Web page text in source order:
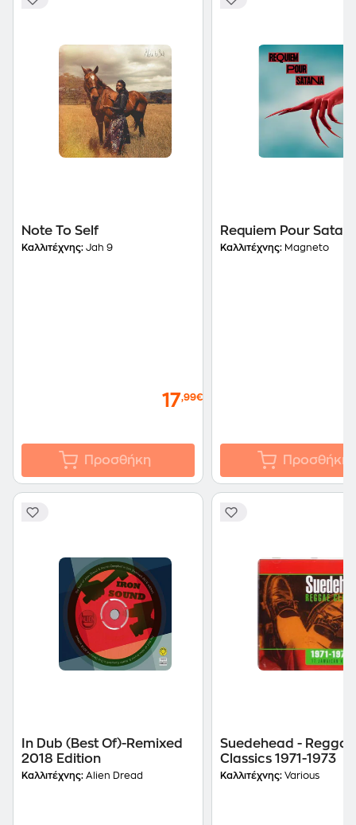
Note To Self
Καλλιτέχνης: Jah 9
17,99€
Προσθήκη
Requiem Pour
Καλλιτέχνης: Magneto
Προσθήκη
In Dub (Best Of)-Remixed
2018 Edition
Καλλιτέχνης: Alien Dread
Suedehead - Reggae
Classics 1971-1973
Καλλιτέχνης: Various